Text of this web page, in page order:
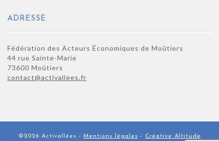
ADRESSE
Fédération des Acteurs Économiques de Moûtiers
44 rue Sainte-Marie
73600 Moûtiers
contact@activallees.fr
©2026 Activallées - Mentions légales - Créative Altitude